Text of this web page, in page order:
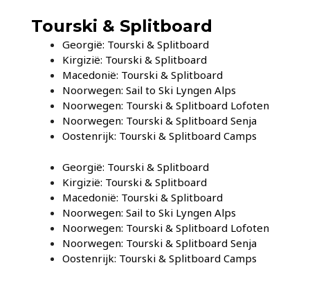
Tourski & Splitboard
Georgië: Tourski & Splitboard
Kirgizië: Tourski & Splitboard
Macedonië: Tourski & Splitboard
Noorwegen: Sail to Ski Lyngen Alps
Noorwegen: Tourski & Splitboard Lofoten
Noorwegen: Tourski & Splitboard Senja
Oostenrijk: Tourski & Splitboard Camps
Georgië: Tourski & Splitboard
Kirgizië: Tourski & Splitboard
Macedonië: Tourski & Splitboard
Noorwegen: Sail to Ski Lyngen Alps
Noorwegen: Tourski & Splitboard Lofoten
Noorwegen: Tourski & Splitboard Senja
Oostenrijk: Tourski & Splitboard Camps